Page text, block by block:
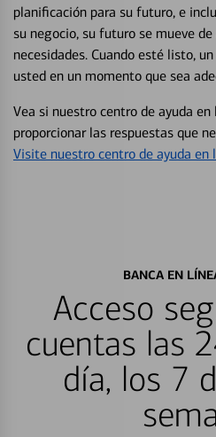
planificación para su futuro, e
su negocio, su futuro se mueve de
necesidades. Cuando esté listo,
usted en un momento que sea
Vea si nuestro centro de ayuda en
proporcionar las respuestas que
Visite nuestro centro de ayuda en
BANCA EN
Acceso
cuentas las
día, los 7